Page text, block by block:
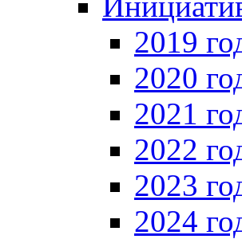
2019
2020
2021
2022
2023
2024